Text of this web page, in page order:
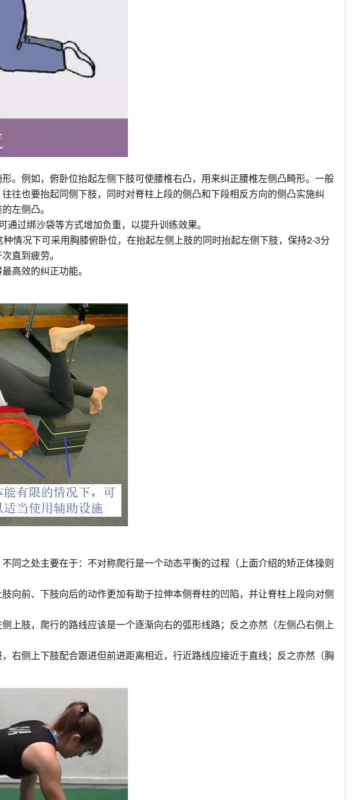
。例如，俯卧位抬起左侧下肢可使腰椎右凸，用来纠正腰椎左侧凸畸形。一般
往也要抬起同侧下肢，同时对脊柱上段的侧凸和下段相反方向的侧凸实施纠
左侧凸。
过绑沙袋等方式增加负重，以提升训练效果。
情况下可采用胸膝俯卧位，在抬起左侧上肢的同时抬起左侧下肢，保持2-3分
直到疲劳。
高效的纠正功能。
同之处主要在于：不对称爬行是一个动态平衡的过程（上面介绍的矫正体操则
向前、下肢向后的动作更加有助于拉伸本侧脊柱的凹陷，并让脊柱上段向对侧
上肢，爬行的路线应该是一个逐渐向右的弧形线路；反之亦然（左侧凸右侧上
右侧上下肢配合跟进但前进距离相近，行近路线应接近于直线；反之亦然（胸